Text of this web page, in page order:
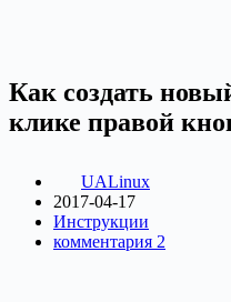
Как создать
клике правой
UALinux
2017-04-17
Инструкции
комментария 2